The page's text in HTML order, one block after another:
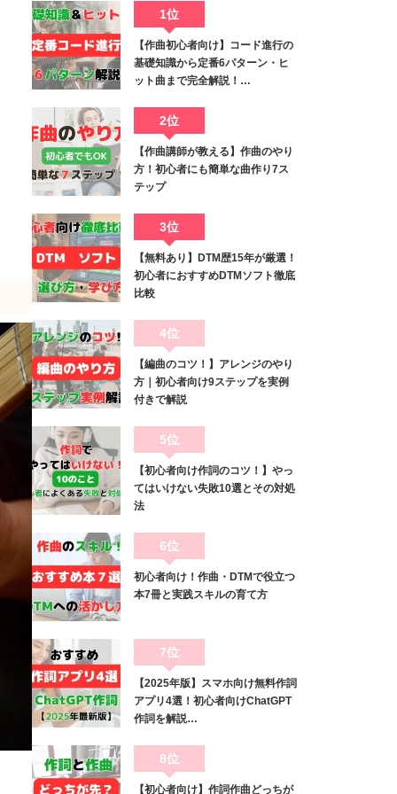
1位
【作曲初心者向け】コード進行の
基礎知識から定番6パターン・ヒ
ット曲まで完全解説！…
2位
【作曲講師が教える】作曲のやり
方！初心者にも簡単な曲作り7ス
テップ
3位
【無料あり】DTM歴15年が厳選！
初心者におすすめDTMソフト徹底
比較
4位
【編曲のコツ！】アレンジのやり
方｜初心者向け9ステップを実例
付きで解説
5位
【初心者向け作詞のコツ！】やっ
てはいけない失敗10選とその対処
法
6位
初心者向け！作曲・DTMで役立つ
本7冊と実践スキルの育て方
7位
【2025年版】スマホ向け無料作詞
アプリ4選！初心者向けChatGPT
作詞を解説…
8位
【初心者向け】作詞作曲どっちが